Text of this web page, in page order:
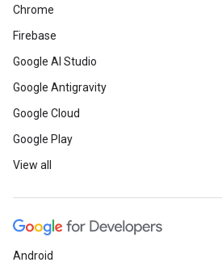
Chrome
Firebase
Google AI Studio
Google Antigravity
Google Cloud
Google Play
View all
Android